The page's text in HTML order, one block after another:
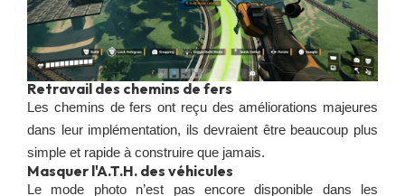
Retravail des chemins de fers
Les chemins de fers ont reçu des améliorations majeures
dans leur implémentation, ils devraient être beaucoup plus
simple et rapide à construire que jamais.
Masquer l'A.T.H. des véhicules
Le mode photo n’est pas encore disponible dans les